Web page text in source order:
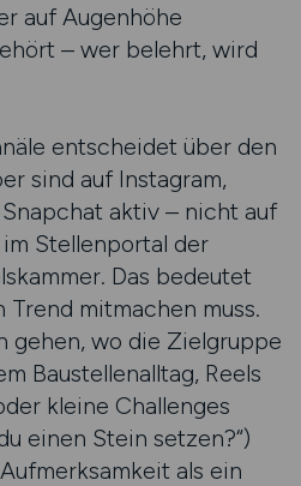
auf Augenhöhe
– wer belehrt, wird
entscheidet über den
sind auf Instagram,
Snapchat aktiv – nicht auf
Stellenportal der
Das bedeutet
Trend mitmachen muss.
gehen, wo die Zielgruppe
Baustellenalltag, Reels
kleine Challenges
einen Stein setzen?“)
als ein